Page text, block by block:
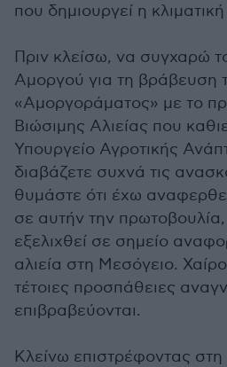
που δημιουργεί η
Πριν κλείσω, να συγχαρώ
Αμοργού για τη βράβευση
«Αμοργοράματος» με το
Βιώσιμης Αλιείας που
Υπουργείο Αγροτικής
διαβάζετε συχνά τις
θυμάστε ότι έχω
σε αυτήν την πρωτοβουλία,
εξελιχθεί σε σημείο
αλιεία στη Μεσόγειο.
τέτοιες προσπάθειες
επιβραβεύονται.
Κλείνω επιστρέφοντας